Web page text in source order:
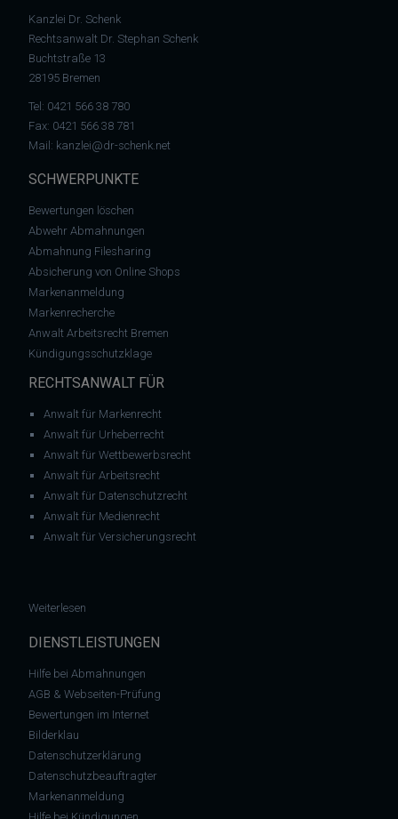
Kanzlei Dr. Schenk
Rechtsanwalt Dr. Stephan Schenk
Buchtstraße 13
28195 Bremen
Tel: 0421 566 38 780
Fax: 0421 566 38 781
Mail: kanzlei@dr-schenk.net
SCHWERPUNKTE
Bewertungen löschen
Abwehr Abmahnungen
Abmahnung Filesharing
Absicherung von Online Shops
Markenanmeldung
Markenrecherche
Anwalt Arbeitsrecht Bremen
Kündigungsschutzklage
RECHTSANWALT FÜR
Anwalt für Markenrecht
Anwalt für Urheberrecht
Anwalt für Wettbewerbsrecht
Anwalt für Arbeitsrecht
Anwalt für Datenschutzrecht
Anwalt für Medienrecht
Anwalt für Versicherungsrecht
Weiterlesen
DIENSTLEISTUNGEN
Hilfe bei Abmahnungen
AGB & Webseiten-Prüfung
Bewertungen im Internet
Bilderklau
Datenschutzerklärung
Datenschutzbeauftragter
Markenanmeldung